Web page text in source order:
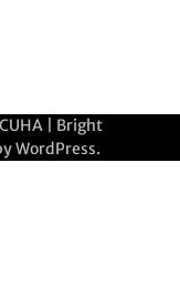
| Bright
WordPress.